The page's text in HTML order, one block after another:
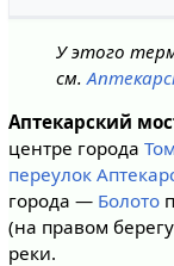
У этого
см.
Аптекарский
центре города
переулок
города — Болото
(на правом
реки.